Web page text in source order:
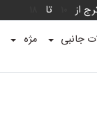
از تا
جانبی مژه